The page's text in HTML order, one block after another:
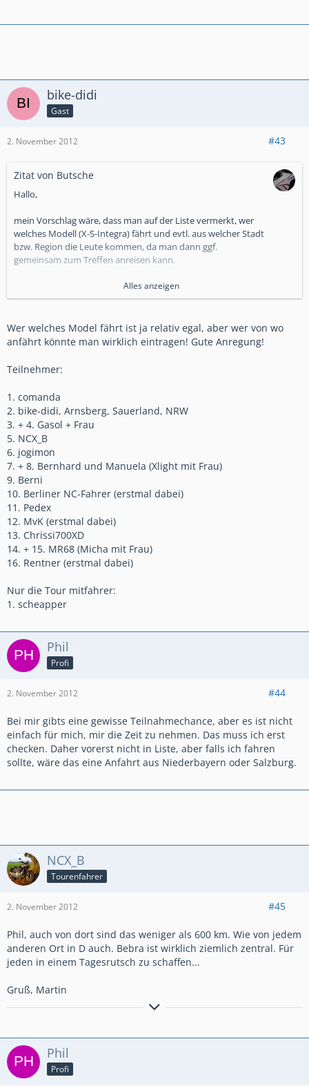
bike-didi
Gast
2. November 2012 #43
Zitat von Butsche
Hallo,
mein Vorschlag wäre, dass man auf der Liste vermerkt, wer
welches Modell (X-S-Integra) fährt und evtl. aus welcher Stadt
bzw. Region die Leute kommen, da man dann ggf.
gemeinsam zum Treffen anreisen kann.
Butsche
Alles anzeigen
Wer welches Model fährt ist ja relativ egal, aber wer von wo
anfährt könnte man wirklich eintragen! Gute Anregung!
Teilnehmer:
1. comanda
2. bike-didi, Arnsberg, Sauerland, NRW
3. + 4. Gasol + Frau
5. NCX_B
6. jogimon
7. + 8. Bernhard und Manuela (Xlight mit Frau)
9. Berni
10. Berliner NC-Fahrer (erstmal dabei)
11. Pedex
12. MvK (erstmal dabei)
13. Chrissi700XD
14. + 15. MR68 (Micha mit Frau)
16. Rentner (erstmal dabei)
Nur die Tour mitfahrer:
1. scheapper
Phil
Profi
2. November 2012 #44
Bei mir gibts eine gewisse Teilnahmechance, aber es ist nicht
einfach für mich, mir die Zeit zu nehmen. Das muss ich erst
checken. Daher vorerst nicht in Liste, aber falls ich fahren
sollte, wäre das eine Anfahrt aus Niederbayern oder Salzburg.
NCX_B
Tourenfahrer
2. November 2012 #45
Phil, auch von dort sind das weniger als 600 km. Wie von jedem
anderen Ort in D auch. Bebra ist wirklich ziemlich zentral. Für
jeden in einem Tagesrutsch zu schaffen...
Gruß, Martin
Jetzt imneuen Forum aktiv
Phil
Profi